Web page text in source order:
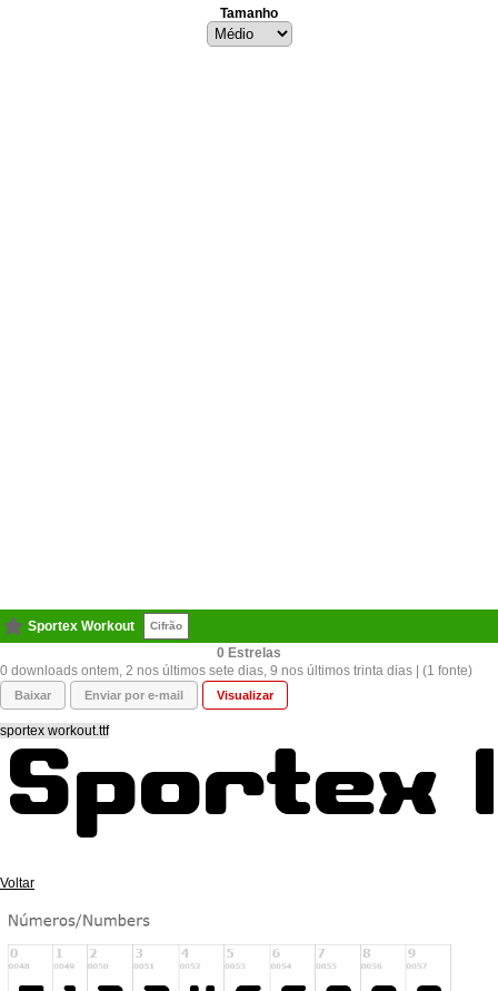
Tamanho
Sportex Workout Cifrão
0
0 downloads ontem, 2 nos últimos sete dias, 9 nos últimos trinta dias | (1 fonte)
Baixar Enviar por e-mail Visualizar
sportex workout.ttf
Voltar